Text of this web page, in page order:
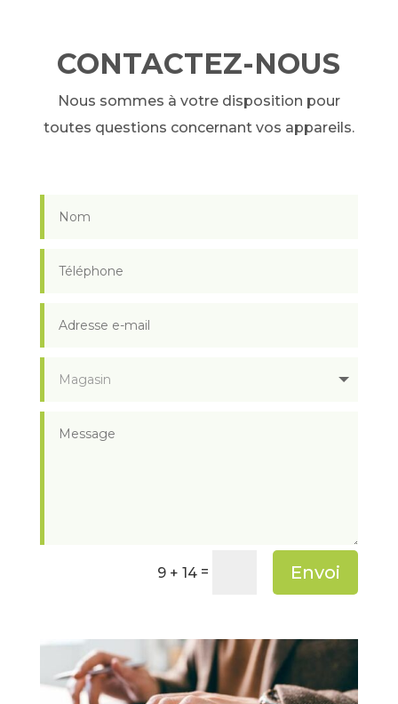
CONTACTEZ-NOUS
Nous sommes à votre disposition pour
toutes questions concernant vos appareils.
9 + 14 = Envoi